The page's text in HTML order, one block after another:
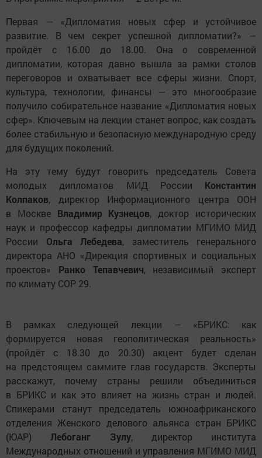
Первая — «Дипломатия новых сфер и устойчивое
развитие. В чем секрет успешной дипломатии?» —
пройдёт с 16.00 до 18.00. Она о современной
дипломатии, которая давно вышла за рамки столов
переговоров и охватывает все сферы жизни. Спорт,
культура, технологии, финансы — это многообразие
получило собирательное название «Дипломатия новых
сфер». Ключевым на лекции станет вопрос, как создать
более стабильную и безопасную международную среду
для будущих поколений.
На эту тему будут говорить председатель Совета
молодых дипломатов МИД России Константин
Колпаков, директор Информационного центра ООН
в Москве Владимир Кузнецов, доктор исторических
наук и профессор кафедры дипломатии МГИМО МИД
России Ольга Лебедева, заместитель генерального
директора АНО «Дирекция спортивных и социальных
проектов» Ранко Тепавчевич, независимый эксперт
по климату СОР 29.
В рамках следующей лекции — «БРИКС: как
формируется новая геополитическая реальность»
(пройдёт с 18.30 до 20.30) акцент будет сделан
на предстоящем саммите глав государств. Эксперты
расскажут, почему страны решили объединиться
в БРИКС и как это влияет на жизнь стран и людей.
Спикерами станут председатель южноафриканского
отделения Женского делового альянса стран БРИКС
(ЮАР)Лебоганг Зулу, директор института
Международных отношений и управления МГИМО МИД